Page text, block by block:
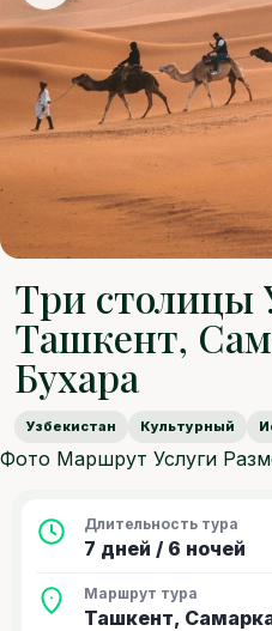
Три столицы
Ташкент,
Бухара
Узбекистан Культурный
Фото Маршрут Услуги
Длительность тура
7 дней / 6 ночей
Маршрут тура
Ташкент,